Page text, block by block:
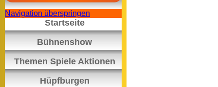
Navigation überspringen
Startseite
Bühnenshow
Themen Spiele Aktionen
Hüpfburgen